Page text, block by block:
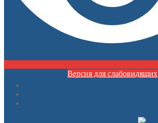
Версия для слабовидящих